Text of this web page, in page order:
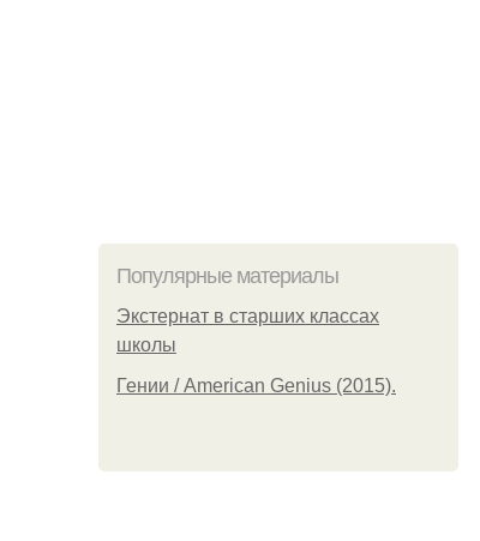
Популярные материалы
Экстернат в старших классах
школы
Гении / American Genius (2015).